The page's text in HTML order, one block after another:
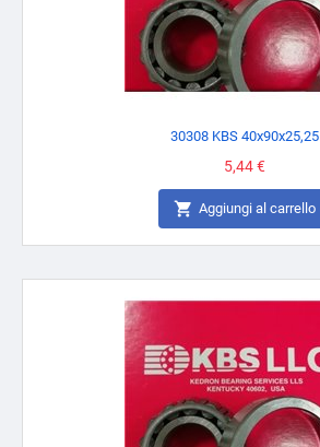
30308 KBS 40x90x25,25
Prezzo
5,44 €
 Aggiungi al carrello